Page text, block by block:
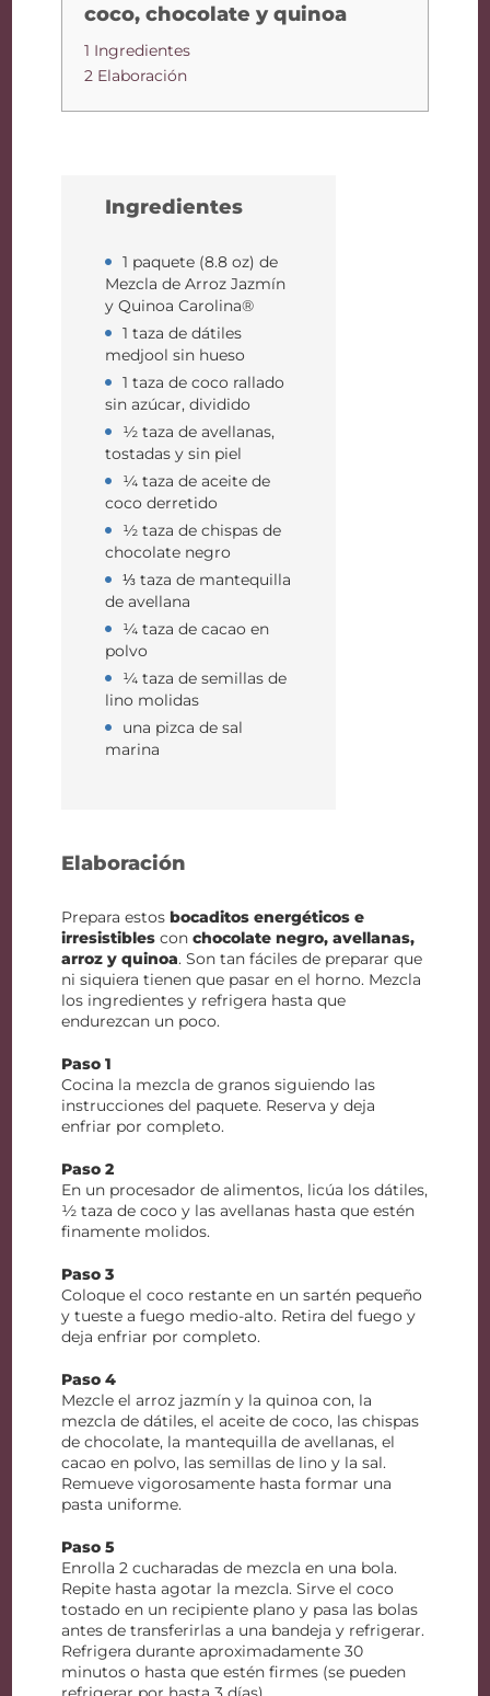
coco, chocolate y quinoa
1 Ingredientes
2 Elaboración
Ingredientes
1 paquete (8.8 oz) de
Mezcla de Arroz Jazmín
y Quinoa Carolina®
1 taza de dátiles
medjool sin hueso
1 taza de coco rallado
sin azúcar, dividido
½ taza de avellanas,
tostadas y sin piel
¼ taza de aceite de
coco derretido
½ taza de chispas de
chocolate negro
⅓ taza de mantequilla
de avellana
¼ taza de cacao en
polvo
¼ taza de semillas de
lino molidas
una pizca de sal
marina
Elaboración
Prepara estosbocaditos energéticos e
irresistibles conchocolate negro, avellanas,
arroz y quinoa. Son tan fáciles de preparar que
ni siquiera tienen que pasar en el horno. Mezcla
los ingredientes y refrigera hasta que
endurezcan un poco.
Paso 1
Cocina la mezcla de granos siguiendo las
instrucciones del paquete. Reserva y deja
enfriar por completo.
Paso 2
En un procesador de alimentos, licúa los dátiles,
½ taza de coco y las avellanas hasta que estén
finamente molidos.
Paso 3
Coloque el coco restante en un sartén pequeño
y tueste a fuego medio-alto. Retira del fuego y
deja enfriar por completo.
Paso 4
Mezcle el arroz jazmín y la quinoa con, la
mezcla de dátiles, el aceite de coco, las chispas
de chocolate, la mantequilla de avellanas, el
cacao en polvo, las semillas de lino y la sal.
Remueve vigorosamente hasta formar una
pasta uniforme.
Paso 5
Enrolla 2 cucharadas de mezcla en una bola.
Repite hasta agotar la mezcla. Sirve el coco
tostado en un recipiente plano y pasa las bolas
antes de transferirlas a una bandeja y refrigerar.
Refrigera durante aproximadamente 30
minutos o hasta que estén firmes (se pueden